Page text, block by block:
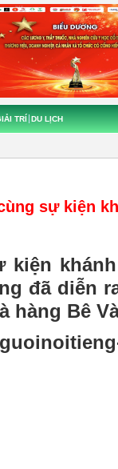
TRÍ DU LỊCH
sự kiện
kiện
đã diễn
hàng Bê